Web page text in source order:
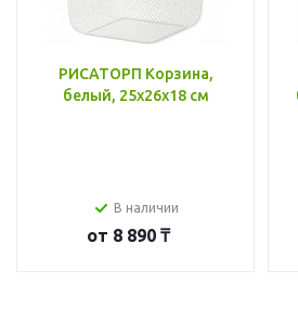
РИСАТОРП Корзина,
белый, 25x26x18 см
В наличии
от 8 890 ₸